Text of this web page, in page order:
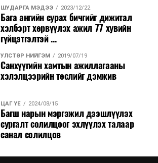
ШУДАРГА МЭДЭЭ 2023/12/22
Бага ангийн сурах бичгийг дижитал
хэлбэрт хөрвүүлэх ажил 77 хувийн
гүйцэтгэлтэй ...
УЛСТӨР НИЙГЭМ 2019/07/19
Санхүүгийн хамтын ажиллагааны
хэлэлцээрийн төслийг дэмжив
ЦАГ ҮЕ 2024/08/15
Багш нарын мэргэжил дээшлүүлэх
сургалт солилцоог эхлүүлэх талаар
санал солилцов